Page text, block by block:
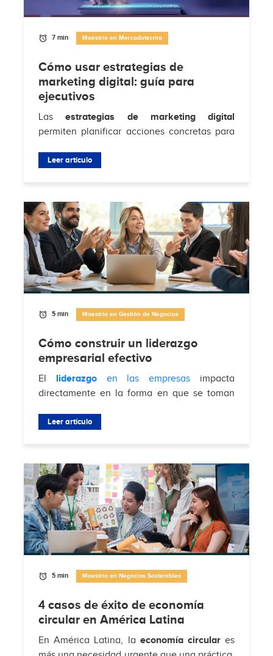
7 min Maestría en Mercadotecnia
Cómo usar estrategias de
marketing digital: guía para
ejecutivos
Lasestrategias de marketing digital
permiten planificar acciones concretas para
fortalecer la relación con la audiencia en...
Leer artículo
5 min Maestría en Gestión de Negocios
Cómo construir un liderazgo
empresarial efectivo
El liderazgoen las empresas impacta
directamente en la forma en que se toman
enfrentan desafíos del mercado. Según
Leer artículo
5 min Maestría en Negocios Sostenibles
4 casos de éxito de economía
circular en América Latina
En América Latina, la economía circulares